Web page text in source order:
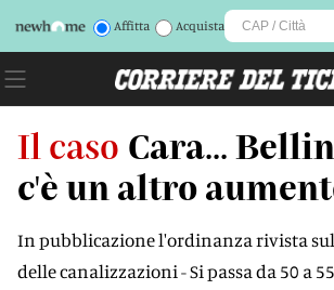
Affitta Acquista
Il caso Cara...
c'è un altro
In pubblicazione l'ordinanza rivista
delle canalizzazioni - Si passa da 50 a